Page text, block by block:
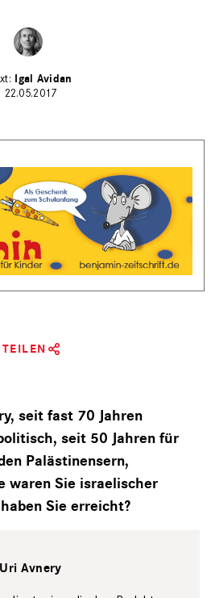
Igal Avidan
22.05.2017
TEILEN
seit fast 70 Jahren
seit 50 Jahren für
Palästinensern,
waren Sie ­israelischer
Sie erreicht?
Uri Avnery